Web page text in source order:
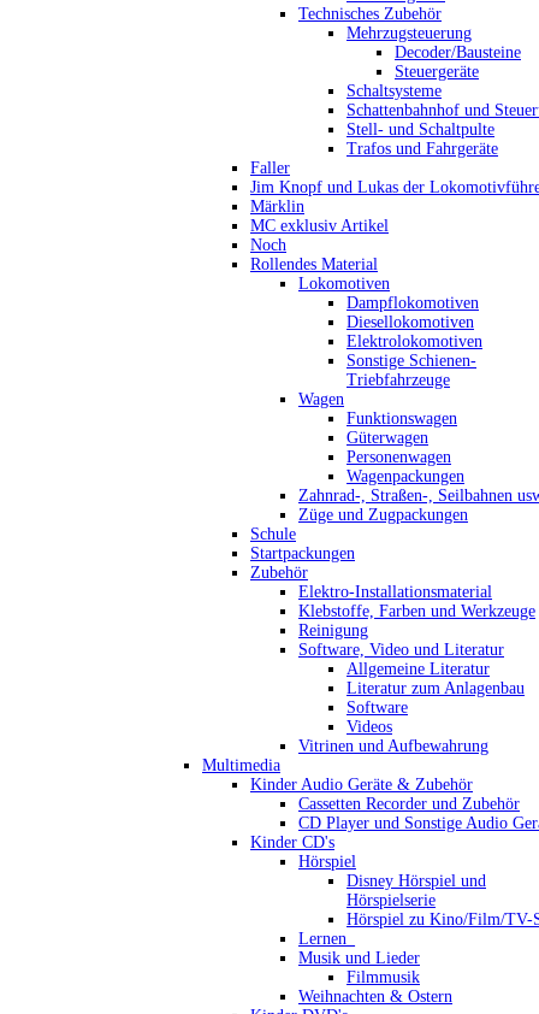
Technisches Zubehör
Mehrzugsteuerung
Decoder/Bausteine
Steuergeräte
Schaltsysteme
Schattenbahnhof und
Stell- und Schaltpulte
Trafos und Fahrgeräte
Faller
Jim Knopf und Lukas der
Märklin
MC exklusiv Artikel
Noch
Rollendes Material
Lokomotiven
Dampflokomotiven
Diesellokomotiven
Elektrolokomotiven
Sonstige Schienen-
Triebfahrzeuge
Wagen
Funktionswagen
Güterwagen
Personenwagen
Wagenpackungen
Zahnrad-, Straßen-, Seilbahnen
Züge und Zugpackungen
Schule
Startpackungen
Zubehör
Elektro-Installationsmaterial
Klebstoffe, Farben und Werkzeuge
Reinigung
Software, Video und Literatur
Allgemeine Literatur
Literatur zum Anlagenbau
Software
Videos
Vitrinen und Aufbewahrung
Multimedia
Kinder Audio Geräte & Zubehör
Cassetten Recorder und Zubehör
CD Player und Sonstige Audio
Kinder CD's
Hörspiel
Disney Hörspiel und
Hörspielserie
Hörspiel zu Kino/Film/TV-
Lernen_
Musik und Lieder
Filmmusik
Weihnachten & Ostern